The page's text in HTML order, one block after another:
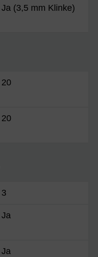
Ja (3,5 mm Klinke)
20
20
3
Ja
Ja